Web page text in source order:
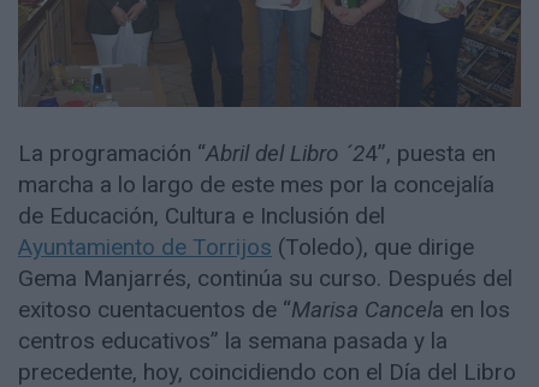
La programación “Abril del Libro ´24”, puesta en
marcha a lo largo de este mes por la concejalía
de Educación, Cultura e Inclusión del
Ayuntamiento de Torrijos (Toledo), que dirige
Gema Manjarrés, continúa su curso. Después del
exitoso cuentacuentos de “Marisa Cancela en los
centros educativos” la semana pasada y la
precedente, hoy, coincidiendo con el Día del Libro